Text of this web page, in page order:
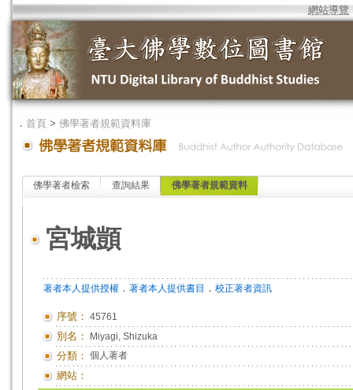
網站導覽
． 首頁 > 佛學著者規範資料庫
佛學著者檢索 查詢結果 佛學著者規範資料
宮城顗
著者本人提供授權 ． 著者本人提供書目 ． 校正著者資訊
序號： 45761
別名： Miyagi, Shizuka
分類： 個人著者
網站：